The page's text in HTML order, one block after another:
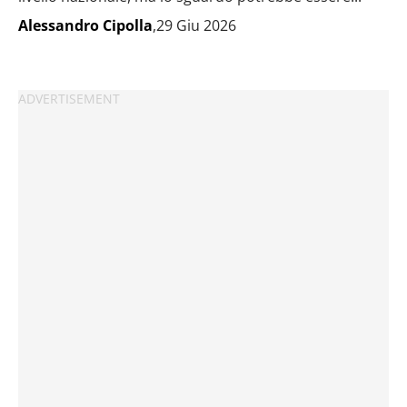
Alessandro Cipolla,29 Giu 2026